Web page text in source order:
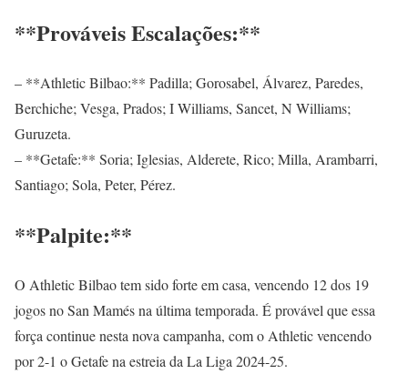
**Prováveis Escalações:**
– **Athletic Bilbao:** Padilla; Gorosabel, Álvarez, Paredes,
Berchiche; Vesga, Prados; I Williams, Sancet, N Williams;
Guruzeta.
– **Getafe:** Soria; Iglesias, Alderete, Rico; Milla, Arambarri,
Santiago; Sola, Peter, Pérez.
**Palpite:**
O Athletic Bilbao tem sido forte em casa, vencendo 12 dos 19
jogos no San Mamés na última temporada. É provável que essa
força continue nesta nova campanha, com o Athletic vencendo
por 2-1 o Getafe na estreia da La Liga 2024-25.